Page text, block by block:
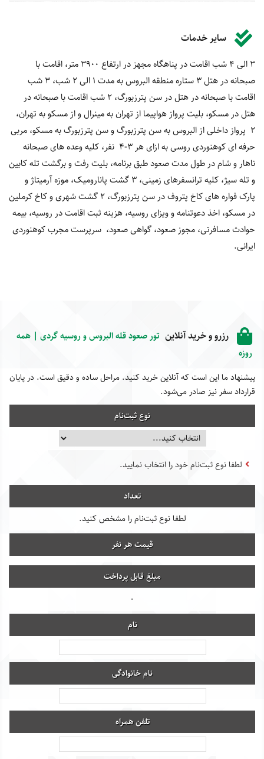
سایر خدمات
3 الی 4 شب اقامت در پناهگاه مجهز در ارتفاع 3900 متر، اقامت با
صبحانه در هتل 3 ستاره منطقه البروس به مدت 1 الی 2 شب، 3 شب
اقامت با صبحانه در هتل در سن پترزبورگ، 2 شب اقامت با صبحانه در
هتل در مسکو، بلیت پرواز هواپیما از تهران به مینرال و از مسکو به تهران،
2 پرواز داخلی از البروس به سن پترزبورگ و سن پترزبورگ به مسکو، مربی
حرفه ای کوهنوردی روسی به ازای هر 3-4 نفر، کلیه وعده های صبحانه
ناهار و شام در طول مدت صعود طبق برنامه، بلیت رفت و برگشت تله کابین
و تله سیژ، کلیه ترانسفرهای زمینی، 3 گشت پانارومیک، موزه آرمیتاژ و
پارک فواره های کاخ پتروف در سن پترزبورگ، 2 گشت شهری و کاخ کرملین
در مسکو، اخذ دعوتنامه و ویزای روسیه، هزینه ثبت اقامت در روسیه، بیمه
حوادث مسافرتی، مجوز صعود، گواهی صعود، سرپرست مجرب کوه‏نوردی
ایرانی.
رزرو و خرید آنلاین تور صعود قله البروس و روسیه گردی | همه
روزه
پیشنهاد ما این است که آنلاین خرید کنید. مراحل ساده و دقیق است. در پایان
قرارداد سفر نیز صادر می‌شود.
نوع ثبت‌نام
لطفا نوع ثبت‌نام خود را انتخاب نمایید.
تعداد
لطفا نوع ثبت‌نام را مشخص کنید.
قیمت هر نفر
مبلغ قابل پرداخت
-
نام
نام خانوادگی
تلفن همراه